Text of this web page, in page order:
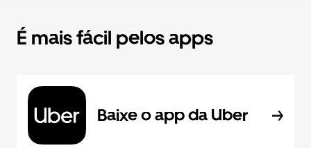
É mais fácil pelos apps
Baixe o app da Uber